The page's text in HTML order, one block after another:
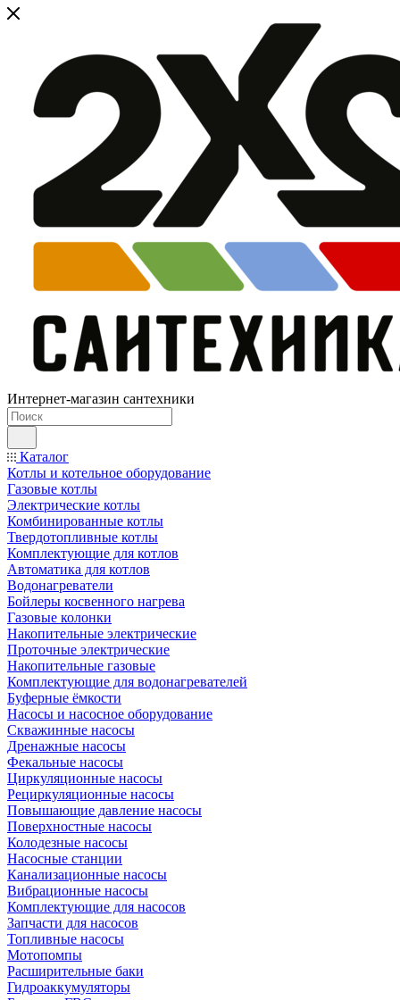
Интернет-магазин сантехники
Каталог
Котлы и котельное оборудование
Газовые котлы
Электрические котлы
Комбинированные котлы
Твердотопливные котлы
Комплектующие для котлов
Автоматика для котлов
Водонагреватели
Бойлеры косвенного нагрева
Газовые колонки
Накопительные электрические
Проточные электрические
Накопительные газовые
Комплектующие для водонагревателей
Буферные ёмкости
Насосы и насосное оборудование
Скважинные насосы
Дренажные насосы
Фекальные насосы
Циркуляционные насосы
Рециркуляционные насосы
Повышающие давление насосы
Поверхностные насосы
Колодезные насосы
Насосные станции
Канализационные насосы
Вибрационные насосы
Комплектующие для насосов
Запчасти для насосов
Топливные насосы
Мотопомпы
Расширительные баки
Гидроаккумуляторы